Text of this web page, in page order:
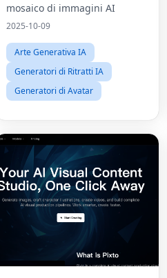
mosaico di immagini AI
2025-10-09
Arte Generativa IA
Generatori di Ritratti IA
Generatori di Avatar